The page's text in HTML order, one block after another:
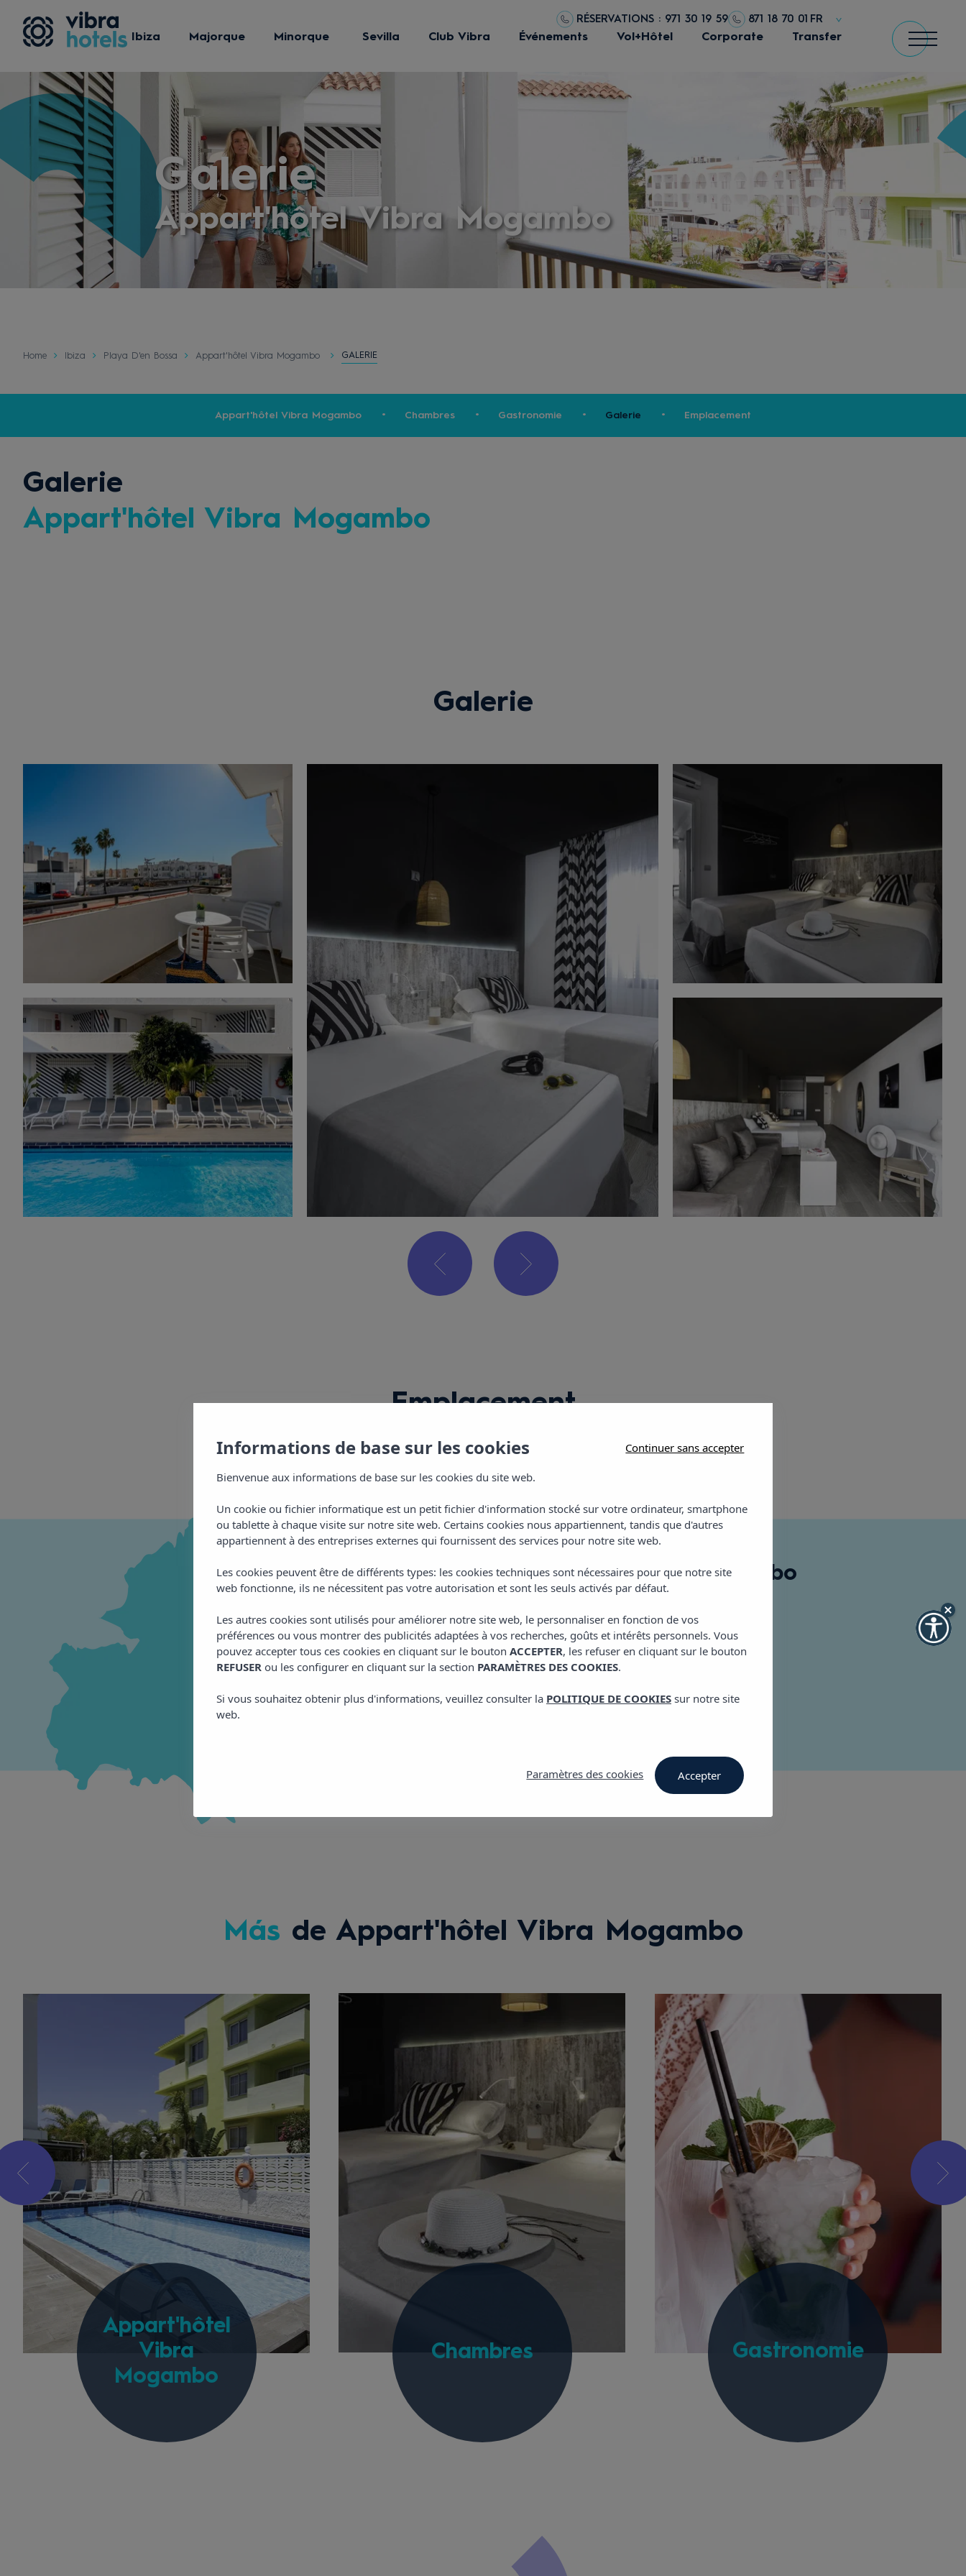
RÉSERVATIONS : 971 30 19 59 871 18 70 01 FR
Ibiza Majorque Minorque Sevilla Club Vibra Événements Vol+Hôtel Corporate Transfer
Galerie
Appart'hôtel Vibra Mogambo
Home Ibiza Playa D'en Bossa Appart'hôtel Vibra Mogambo GALERIE
Appart'hôtel Vibra Mogambo Chambres Gastronomie Galerie Emplacement
Galerie
Appart'hôtel Vibra Mogambo
Galerie
Emplacement
Appart'hôtel Vibra Mogambo
Calle de la Murta 6, 07817, Ibiza
E: mogambo@vibrahotels.com
T: +34 971 30 63 82
Voir zones
Más de Appart'hôtel Vibra Mogambo
Appart'hôtel
Vibra
Mogambo
Chambres Gastronomie
Informations de base sur les cookies Continuer sans accepter
Bienvenue aux informations de base sur les cookies du site web.
Un cookie ou fichier informatique est un petit fichier d'information stocké sur votre ordinateur, smartphone
ou tablette à chaque visite sur notre site web. Certains cookies nous appartiennent, tandis que d'autres
appartiennent à des entreprises externes qui fournissent des services pour notre site web.
Les cookies peuvent être de différents types: les cookies techniques sont nécessaires pour que notre site
web fonctionne, ils ne nécessitent pas votre autorisation et sont les seuls activés par défaut.
Les autres cookies sont utilisés pour améliorer notre site web, le personnaliser en fonction de vos
préférences ou vous montrer des publicités adaptées à vos recherches, goûts et intérêts personnels. Vous
pouvez accepter tous ces cookies en cliquant sur le bouton ACCEPTER, les refuser en cliquant sur le bouton
REFUSERou les configurer en cliquant sur la section PARAMÈTRES DES COOKIES.
Si vous souhaitez obtenir plus d'informations, veuillez consulter la POLITIQUE DE COOKIESsur notre site
web.
Paramètres des cookies Accepter